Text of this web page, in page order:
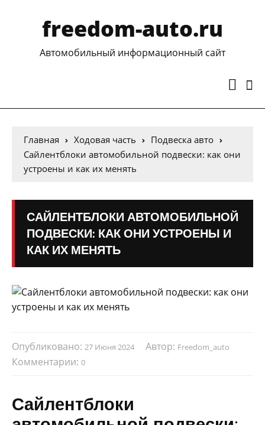
freedom-auto.ru
Автомобильный информационный сайт
Главная Ходовая часть
Подвеска авто
Сайлентблоки автомобильной подвески: как они
устроены и как их менять
САЙЛЕНТБЛОКИ АВТОМОБИЛЬНОЙ
ПОДВЕСКИ: КАК ОНИ УСТРОЕНЫ И
КАК ИХ МЕНЯТЬ
Опубликовано: 27 Июня 2024 Автор: Freedom_auto
Комментарии: 0
Сайлентблоки